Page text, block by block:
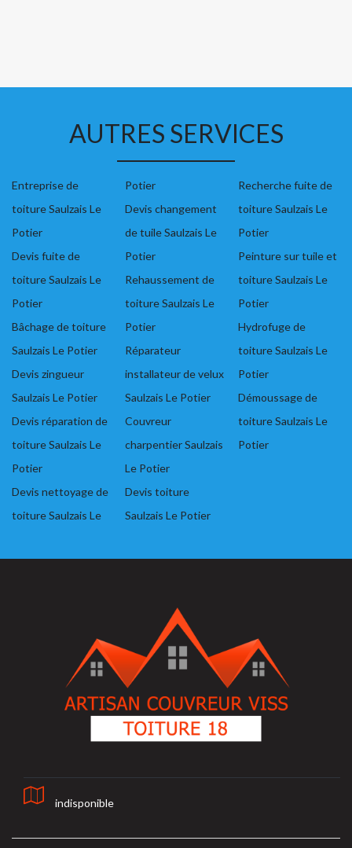
AUTRES SERVICES
Entreprise de
toiture Saulzais Le
Potier
Devis fuite de
toiture Saulzais Le
Potier
Bâchage de toiture
Saulzais Le Potier
Devis zingueur
Saulzais Le Potier
Devis réparation de
toiture Saulzais Le
Potier
Devis nettoyage de
toiture Saulzais Le
Potier
Devis changement
de tuile Saulzais Le
Potier
Rehaussement de
toiture Saulzais Le
Potier
Réparateur
installateur de velux
Saulzais Le Potier
Couvreur
charpentier Saulzais
Le Potier
Devis toiture
Saulzais Le Potier
Recherche fuite de
toiture Saulzais Le
Potier
Peinture sur tuile et
toiture Saulzais Le
Potier
Hydrofuge de
toiture Saulzais Le
Potier
Démoussage de
toiture Saulzais Le
Potier
indisponible